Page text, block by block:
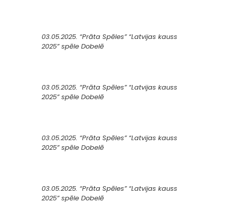
03.05.2025. “Prāta Spēles” “Latvijas kauss
2025” spēle Dobelē
03.05.2025. “Prāta Spēles” “Latvijas kauss
2025” spēle Dobelē
03.05.2025. “Prāta Spēles” “Latvijas kauss
2025” spēle Dobelē
03.05.2025. “Prāta Spēles” “Latvijas kauss
2025” spēle Dobelē